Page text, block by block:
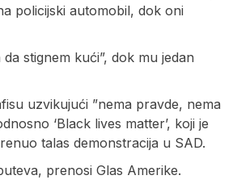
policijski automobil, dok oni
stignem kući”, dok mu jedan
uzvikujući ”nema pravde, nema
‘Black lives matter’, koji je
talas demonstracija u SAD.
prenosi Glas Amerike.